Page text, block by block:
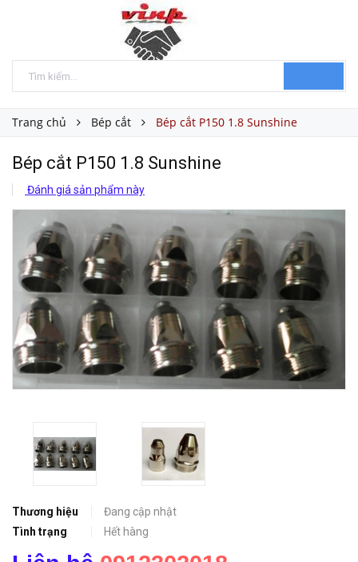
Trang chủ Bép cắt Bép cắt P150 1.8 Sunshine
Bép cắt P150 1.8 Sunshine
Đánh giá sản phẩm này
Thương hiệu
Đang cập nhật
Tình trạng
Hết hàng